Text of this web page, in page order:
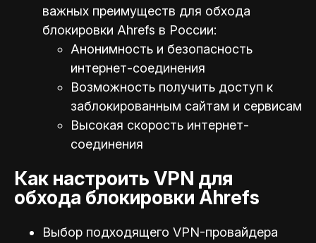
важных преимуществ для обхода
блокировки Ahrefs в России:
Анонимность и безопасность
интернет-соединения
Возможность получить доступ к
заблокированным сайтам и сервисам
Высокая скорость интернет-
соединения
Как настроить VPN для
обхода блокировки Ahrefs
Выбор подходящего VPN-провайдера